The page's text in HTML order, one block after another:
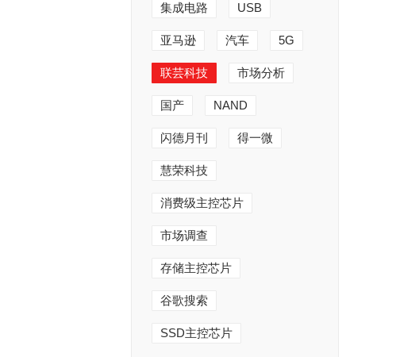
集成电路 USB
亚马逊 汽车 5G
联芸科技 市场分析
国产 NAND
闪德月刊 得一微
慧荣科技
消费级主控芯片
市场调查
存储主控芯片
谷歌搜索
SSD主控芯片